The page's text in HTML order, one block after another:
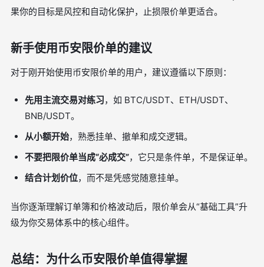
果你的目标是风控和自动化保护，止损限价单更适合。
新手使用币安限价单的建议
对于刚开始使用币安限价单的用户，建议遵循以下原则：
先用主流交易对练习，如 BTC/USDT、ETH/USDT、
BNB/USDT。
从小额开始，熟悉挂单、撤单和成交逻辑。
不要把限价单当成“必成交”，它只是条件单，不是保证单。
结合计划价位，而不是凭感觉随意挂单。
当你逐渐理解订单簿和价格波动后，限价单会从“基础工具”升
级为你交易体系中的核心组件。
总结：为什么币安限价单值得掌握